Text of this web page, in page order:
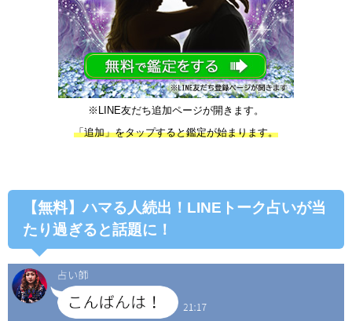
※LINE友だち追加ページが開きます。
「追加」をタップすると鑑定が始まります。
【無料】ハマる人続出！LINEトーク占いが当
たり過ぎると話題に！